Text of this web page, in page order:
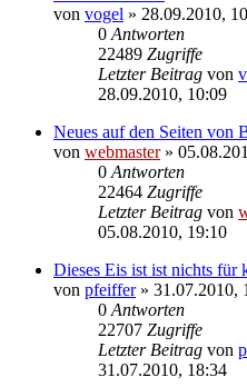
von vogel » 28.09.2010,
0 Antworten
22489 Zugriffe
Letzter Beitrag von
28.09.2010, 10:09
Neues auf den Seiten von
von webmaster»
0 Antworten
22464 Zugriffe
Letzter Beitrag von
05.08.2010, 19:10
Dieses Eis ist ist nichts für
von pfeiffer» 31.07.2010,
0 Antworten
22707 Zugriffe
Letzter Beitrag von
31.07.2010, 18:34